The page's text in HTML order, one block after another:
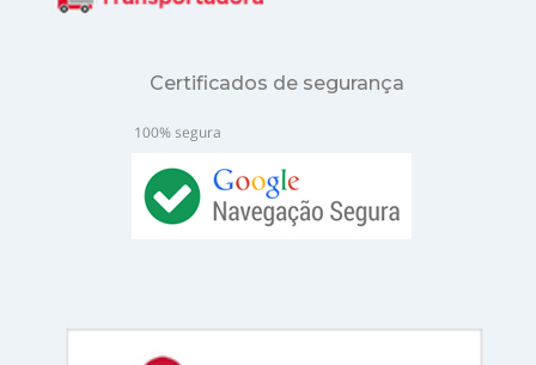
Certificados de segurança